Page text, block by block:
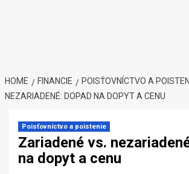
HOME FINANCIE POISŤOVNÍCTVO A
NEZARIADENÉ: DOPAD NA DOPYT A CENU
Poisťovníctvo a poistenie
Zariadené vs.
na dopyt a cenu